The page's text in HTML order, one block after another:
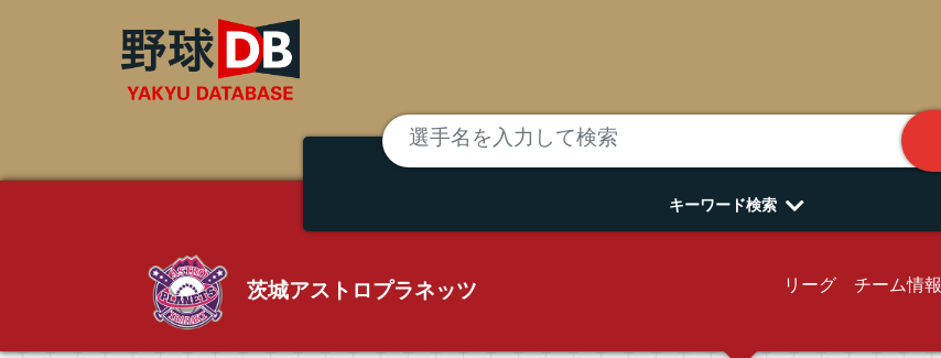
キーワード検索
茨城アストロプラネッツ リーグ チーム情報